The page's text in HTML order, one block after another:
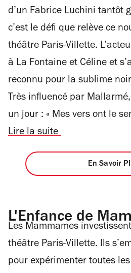
d’un Fabrice Luchini tantôt
c’est le défi que relève ce
théâtre Paris-Villette.
à La Fontaine et Céline et
reconnu pour la sublime
Très influencé par
un jour : « Mes vers ont le
Lire la suite
En Savoir
L'Enfance de
Les Mammames
théâtre Paris-Villette. Ils
pour expérimenter toutes